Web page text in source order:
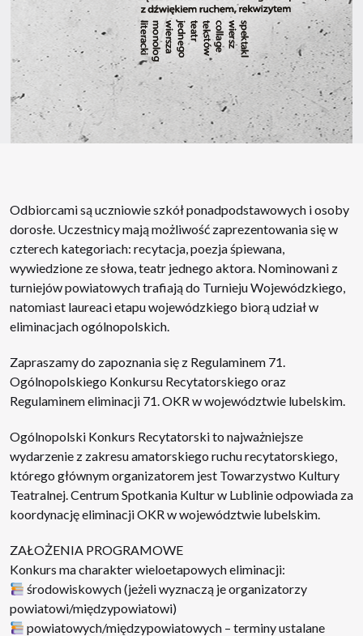
Odbiorcami są uczniowie szkół ponadpodstawowych i osoby
dorosłe. Uczestnicy mają możliwość zaprezentowania się w
czterech kategoriach: recytacja, poezja śpiewana,
wywiedzione ze słowa, teatr jednego aktora. Nominowani z
turniejów powiatowych trafiają do Turnieju Wojewódzkiego,
natomiast laureaci etapu wojewódzkiego biorą udział w
eliminacjach ogólnopolskich.
Zapraszamy do zapoznania się z Regulaminem 71.
Ogólnopolskiego Konkursu Recytatorskiego oraz
Regulaminem eliminacji 71. OKR w województwie lubelskim.
Ogólnopolski Konkurs Recytatorski to najważniejsze
wydarzenie z zakresu amatorskiego ruchu recytatorskiego,
którego głównym organizatorem jest Towarzystwo Kultury
Teatralnej. Centrum Spotkania Kultur w Lublinie odpowiada za
koordynację eliminacji OKR w województwie lubelskim.
ZAŁOŻENIA PROGRAMOWE
Konkurs ma charakter wieloetapowych eliminacji:
środowiskowych (jeżeli wyznaczą je organizatorzy
powiatowi/międzypowiatowi)
powiatowych/międzypowiatowych – terminy ustalane